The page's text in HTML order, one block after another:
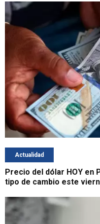
Actualidad
Precio del dólar HOY en
tipo de cambio este